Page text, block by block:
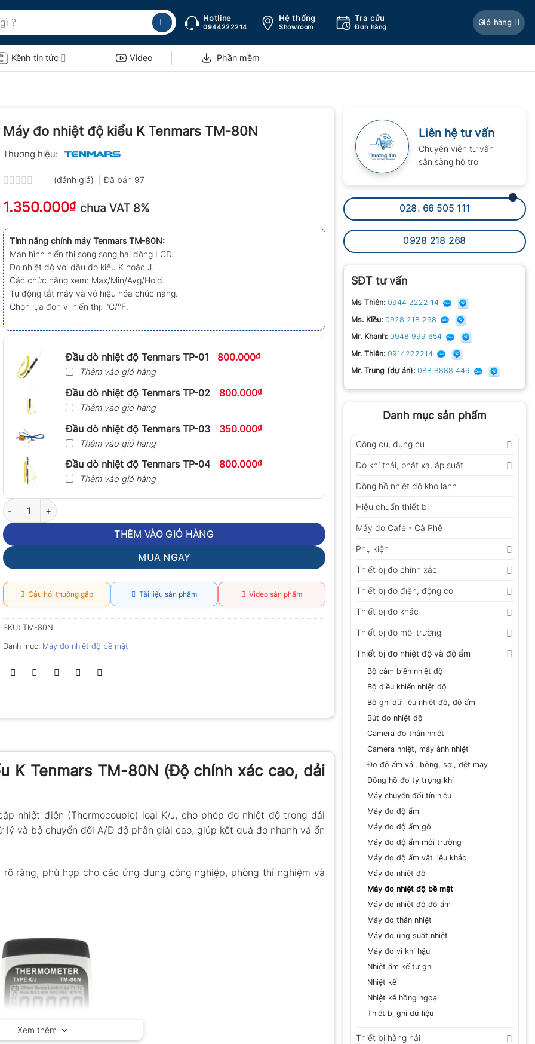
Hotline
0944222214
Hệ thống
Showroom
Tra cứu
Đơn hàng
Giỏ hàng
Kênh tin tức Video Phần mềm
Liên hệ tư vấn
Chuyên viên tư vấn
sẵn sàng hỗ trợ
028. 66 505 111
0928 218 268
SĐT tư vấn
Ms Thiên: 0944 2222 14
Ms. Kiều: 0928 218 268
Mr. Khanh: 0948 999 654
Mr. Thiên: 0914222214
Mr. Trung (dự án): 088 8888 449
Danh mục sản phẩm
Công cụ, dụng cụ
Đo khí thải, phát xạ, áp suất
Đồng hồ nhiệt độ kho lạnh
Hiệu chuẩn thiết bị
Máy đo Cafe - Cà Phê
Phụ kiện
Thiết bị đo chính xác
Thiết bị đo điện, động cơ
Thiết bị đo khác
Thiết bị đo môi trường
Thiết bị đo nhiệt độ và độ ẩm
Bộ cảm biến nhiệt độ
Bộ điều khiển nhiệt độ
Bộ ghi dữ liệu nhiệt độ, độ ẩm
Bút đo nhiệt độ
Camera đo thân nhiệt
Camera nhiệt, máy ảnh nhiệt
Đo độ ẩm vải, bông, sợi, dệt may
Đồng hồ đo tỷ trọng khí
Máy chuyển đổi tín hiệu
Máy đo độ ẩm
Máy đo độ ẩm gỗ
Máy đo độ ẩm môi trường
Máy đo độ ẩm vật liệu khác
Máy đo nhiệt độ
Máy đo nhiệt độ bề mặt
Máy đo nhiệt độ độ ẩm
Máy đo thân nhiệt
Máy đo ứng suất nhiệt
Máy đo vi khí hậu
Nhiệt ẩm kế tự ghi
Nhiệt kế
Nhiệt kế hồng ngoại
Thiết bị ghi dữ liệu
Thiết bị hàng hải
Máy đo nhiệt độ kiểu K Tenmars TM-80N
Thương hiệu:
xếp
hạng
5
sao
(đánh giá) Đã bán 97
1.350.000₫ chưa VAT 8%
Tính năng chính máy Tenmars TM-80N:
Màn hình hiển thị song song hai dòng LCD.
Đo nhiệt độ với đầu đo kiểu K hoặc J.
Các chức năng xem: Max/Min/Avg/Hold.
Tự động tắt máy và vô hiệu hóa chức năng.
Chọn lựa đơn vị hiển thị: °C/°F.
Đầu dò nhiệt độ Tenmars TP-01 800.000₫
Thêm vào giỏ hàng
Đầu dò nhiệt độ Tenmars TP-02 800.000₫
Thêm vào giỏ hàng
Đầu dò nhiệt độ Tenmars TP-03 350.000₫
Thêm vào giỏ hàng
Đầu dò nhiệt độ Tenmars TP-04 800.000₫
Thêm vào giỏ hàng
Máy đo nhiệt độ kiểu K Tenmars TM-80N số lượng
THÊM VÀO GIỎ HÀNG
MUA NGAY
Câu hỏi thường gặp Tài liệu sản phẩm Video sản phẩm
SKU: TM-80N
Danh mục: Máy đo nhiệt độ bề mặt
K Tenmars TM-80N (Độ chính xác cao, dải
nhiệt điện (Thermocouple) loại K/J, cho phép đo nhiệt độ trong dải
và bộ chuyển đổi A/D độ phân giải cao, giúp kết quả đo nhanh và ổn
ràng, phù hợp cho các ứng dụng công nghiệp, phòng thí nghiệm và
Xem thêm